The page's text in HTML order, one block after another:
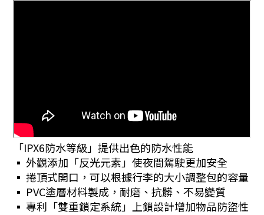
「IPX6防水等級」提供出色的防水性能
▪︎ 外觀添加「反光元素」使夜間駕駛更加安全
▪︎ 捲頂式開口，可以根據行李的大小調整包的容量
▪︎ PVC塗層材料製成，耐磨、抗髒、不易變質
▪︎ 專利「雙重鎖定系統」上鎖設計增加物品防盜性